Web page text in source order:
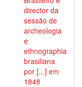
director da
sessão de
archeologia
e
ethnographia
brasiliana
por [...] em
1848